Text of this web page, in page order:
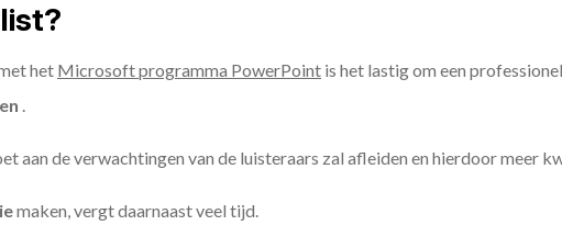
het Microsoft programma PowerPoint is het lastig om een
.
aan de verwachtingen van de luisteraars zal afleiden en hierdoor meer
maken, vergt daarnaast veel tijd.